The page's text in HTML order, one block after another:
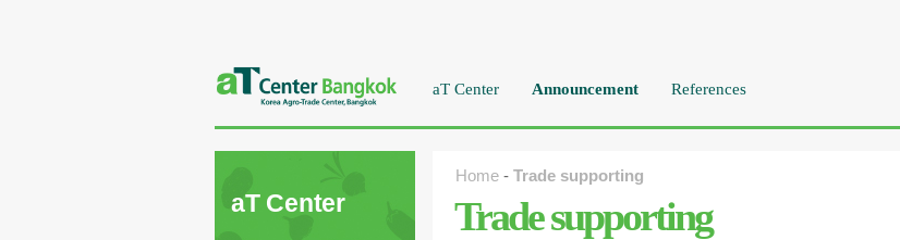
aT Center Announcement References
aT Center
Home - Trade supporting
Trade supporting